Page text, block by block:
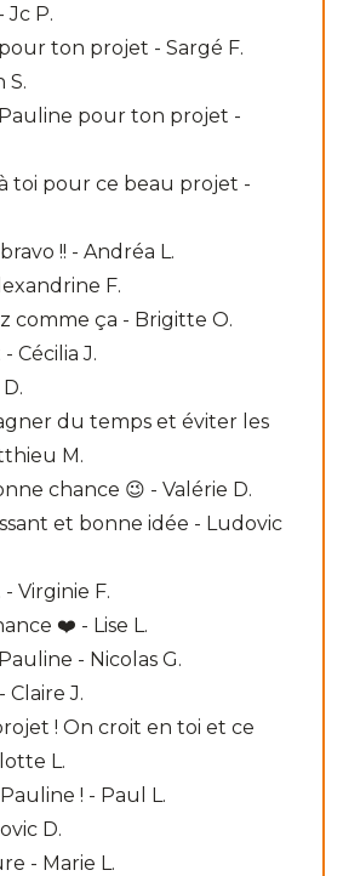
Jc P.
ton projet - Sargé F.
S.
pour ton projet -
toi pour ce beau projet -
!! - Andréa L.
F.
comme ça - Brigitte O.
Cécilia J.
du temps et éviter les
M.
chance 😉 - Valérie D.
et bonne idée - Ludovic
Virginie F.
❤️ - Lise L.
- Nicolas G.
Claire J.
! On croit en toi et ce
L.
! - Paul L.
D.
- Marie L.